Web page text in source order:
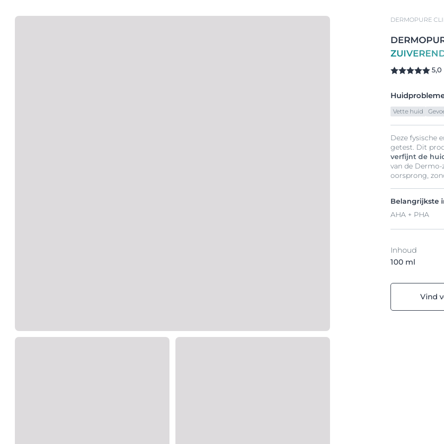
DERMOPURE
5,0
Vette huid
Deze fysische
getest. Dit
verfijnt de
van de
oorsprong,
Belangrijkste
AHA + PHA
Inhoud
100 ml
Vind